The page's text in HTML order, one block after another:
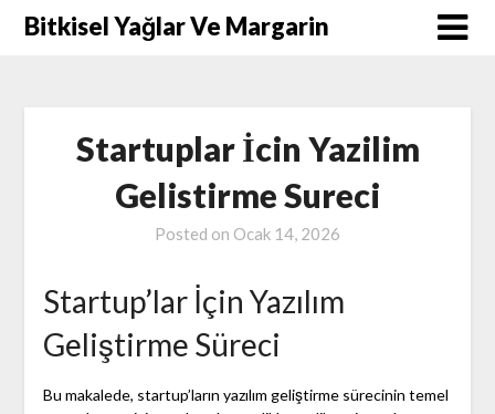
SkipBitkisel Yağlar Ve Margarin
Startuplar İcin Yazilim
Gelistirme Sureci
Posted on Ocak 14, 2026
Startup’lar İçin Yazılım
Geliştirme Süreci
Bu makalede, startup’ların yazılım geliştirme sürecinin temel